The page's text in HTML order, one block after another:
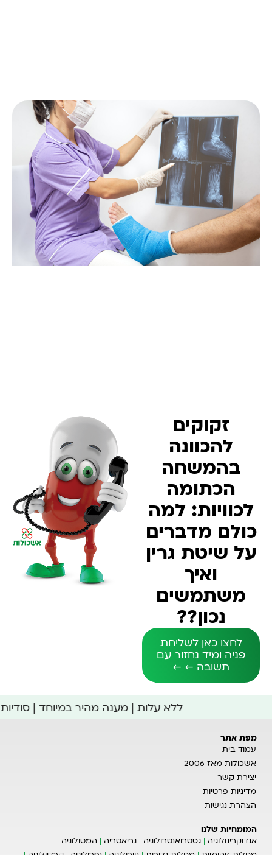
זקוקים
להכוונה
בהמשחה
הכתומה
לכוויות: למה
כולם מדברים
על שיטת גרין
ואיך
משתמשים
נכון??
לחצו כאן לשליחת
פניה ומיד נחזור עם
תשובה ← ←
ללא עלות | מענה מהיר במיוחד |
מפת אתר
עמוד בית
אשכולות מאז 2006
יצירת קשר
מדיניות פרטיות
הצהרת נגישות
המומחיות שלנו
אנדוקרינולוגיה
גסטרואנטרולוגיה גריאטריה
המטולוגיה